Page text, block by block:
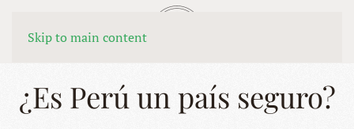
Skip to main content
MENÚ
¿Es Perú un país seguro?